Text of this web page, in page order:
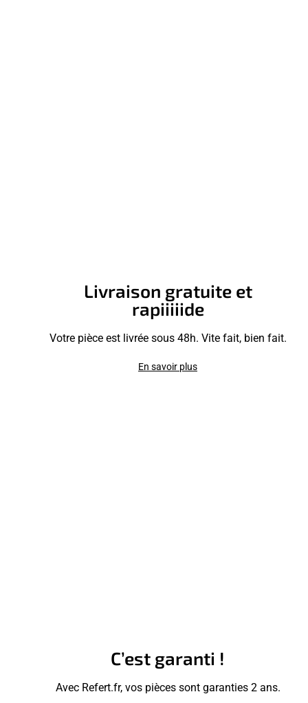
Livraison gratuite et
rapiiiiide
Votre pièce est livrée sous 48h. Vite fait, bien fait.
En savoir plus
C’est garanti !
Avec Refert.fr, vos pièces sont garanties 2 ans.